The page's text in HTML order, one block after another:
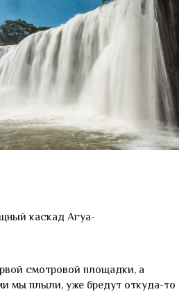
каскад Агуа-
смотровой площадки, а
мы плыли, уже бредут откуда-то